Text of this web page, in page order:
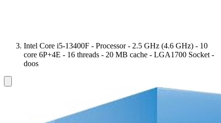
Intel Core i5-13400F - Processor - 2.5 GHz (4.6 GHz) - 10
core 6P+4E - 16 threads - 20 MB cache - LGA1700 Socket -
doos